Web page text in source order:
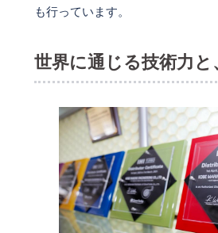
も行っています。
世界に通じる技術力と